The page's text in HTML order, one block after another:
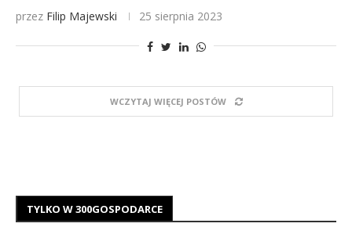
przez Filip Majewski 25 sierpnia 2023
WCZYTAJ WIĘCEJ POSTÓW
TYLKO W 300GOSPODARCE